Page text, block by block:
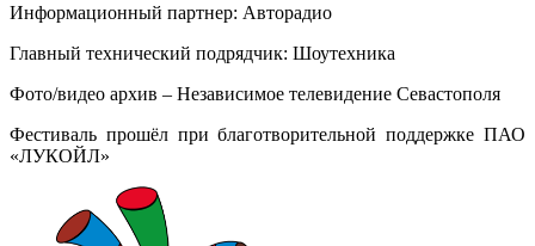
Информационный партнер: Авторадио
Главный технический подрядчик: Шоутехника
Фото/видео архив – Независимое телевидение Севастополя
Фестиваль прошёл при благотворительной поддержке ПАО
«ЛУКОЙЛ»